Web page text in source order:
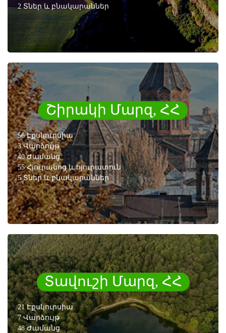
2 Տներ և բնակարաններ
Շիրակի Մարզ, ՀՀ
56 Էքսկուրսիա
3 Վարձույթ
40 Ժամանց
55 Հյուրանոց և հյուրատուն
5 Տներ և բնակարաններ
Տավուշի Մարզ, ՀՀ
21 Էքսկուրսիա
7 Վարձույթ
48 Ժամանց